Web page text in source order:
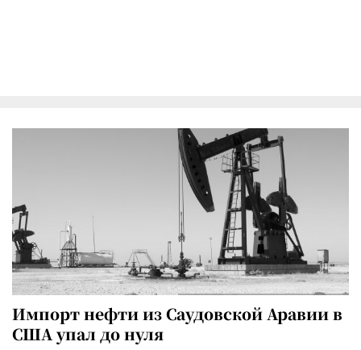
Импорт нефти из Саудовской Аравии в
США упал до нуля